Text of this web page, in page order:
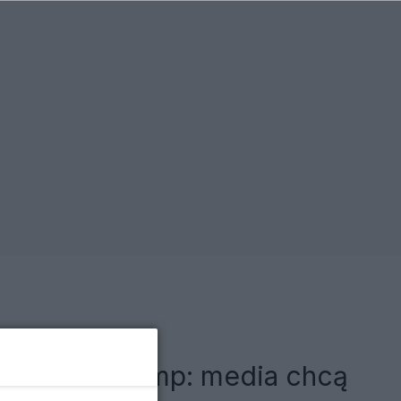
Trump: media chcą